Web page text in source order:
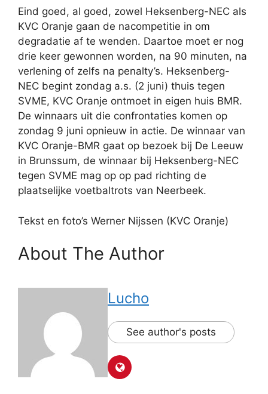
Eind goed, al goed, zowel Heksenberg-NEC als
KVC Oranje gaan de nacompetitie in om
degradatie af te wenden. Daartoe moet er nog
drie keer gewonnen worden, na 90 minuten, na
verlening of zelfs na penalty’s. Heksenberg-
NEC begint zondag a.s. (2 juni) thuis tegen
SVME, KVC Oranje ontmoet in eigen huis BMR.
De winnaars uit die confrontaties komen op
zondag 9 juni opnieuw in actie. De winnaar van
KVC Oranje-BMR gaat op bezoek bij De Leeuw
in Brunssum, de winnaar bij Heksenberg-NEC
tegen SVME mag op op pad richting de
plaatselijke voetbaltrots van Neerbeek.
Tekst en foto’s Werner Nijssen (KVC Oranje)
About The Author
Lucho
See author's posts